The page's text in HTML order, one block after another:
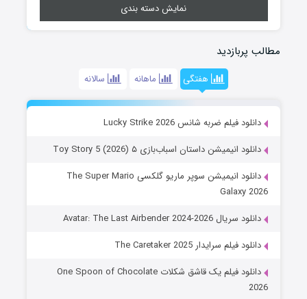
نمایش دسته بندی
مطالب پربازدید
هفتگی ماهانه سالانه
دانلود فیلم ضربه شانس Lucky Strike 2026
دانلود انیمیشن داستان اسباب‌بازی ۵ Toy Story 5 (2026)
دانلود انیمیشن سوپر ماریو گلکسی The Super Mario
Galaxy 2026
دانلود سریال Avatar: The Last Airbender 2024-2026
دانلود فیلم سرایدار The Caretaker 2025
دانلود فیلم یک قاشق شکلات One Spoon of Chocolate
2026